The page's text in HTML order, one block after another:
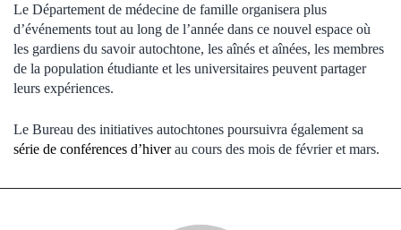
Le Département de médecine de famille organisera plus
d’événements tout au long de l’année dans ce nouvel espace où
les gardiens du savoir autochtone, les aînés et aînées, les membres
de la population étudiante et les universitaires peuvent partager
leurs expériences.
Le Bureau des initiatives autochtones poursuivra également sa
série de conférences d’hiverau cours des mois de février et mars.